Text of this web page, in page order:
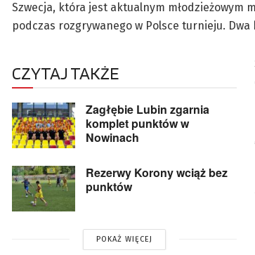
Szwecja, która jest aktualnym młodzieżowym
podczas rozgrywanego w Polsce turnieju.
CZYTAJ TAKŻE
Zagłębie Lubin zgarnia
komplet punktów w
Nowinach
Rezerwy Korony wciąż bez
punktów
POKAŻ WIĘCEJ